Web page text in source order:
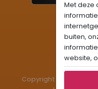
Onze
Beleef
Copyright © 1983 -
Met deze
buiten,
website,
aan op
kan je